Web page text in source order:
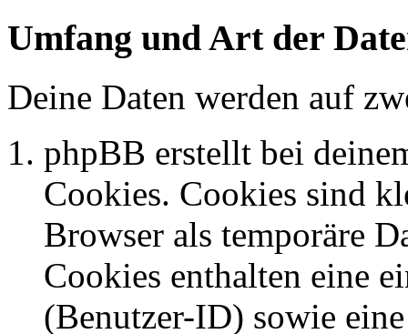
Umfang und Art der
Deine Daten werden auf
phpBB erstellt bei
Cookies. Cookies sind
Browser als temporäre
Cookies enthalten eine
(Benutzer-ID) sowie